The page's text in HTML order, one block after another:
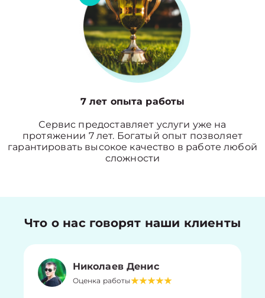
7 лет опыта работы
Сервис предоставляет услуги уже на
протяжении 7 лет. Богатый опыт позволяет
гарантировать высокое качество в работе любой
сложности
Что о нас говорят наши клиенты
Николаев Денис
Оценка работы